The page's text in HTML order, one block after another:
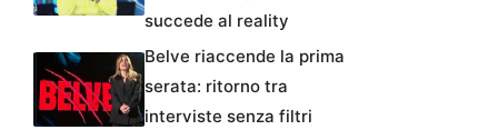
succede al reality
Belve riaccende la prima
serata: ritorno tra
interviste senza filtri